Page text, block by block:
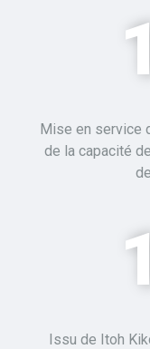
Mise en service
de la capacité
Issu de Itoh